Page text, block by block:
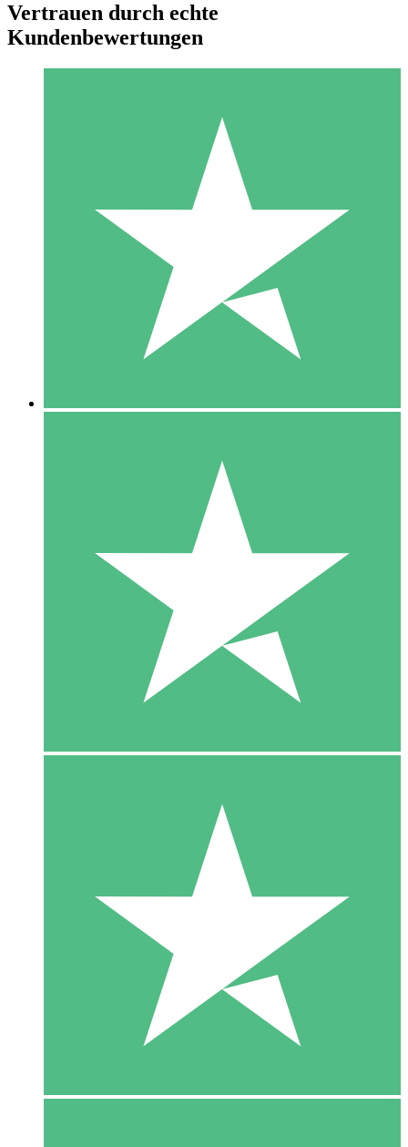
Individuelle Credit-Pakete
Zahlen Sie nach Bedarf mit Download-Credits. Keine
monatliche Verpflichtung erforderlich.
10 00
10 Downloads
20 00
Vertrauen durch echte
Kundenbewertungen